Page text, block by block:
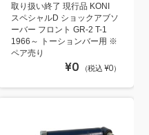
取り扱い終了 現行品 KONI
スペシャルD ショックアブソ
ーバー フロント GR-2 T-1
1966～ トーションバー用 ※
ペア売り
¥0 （税込 ¥0）